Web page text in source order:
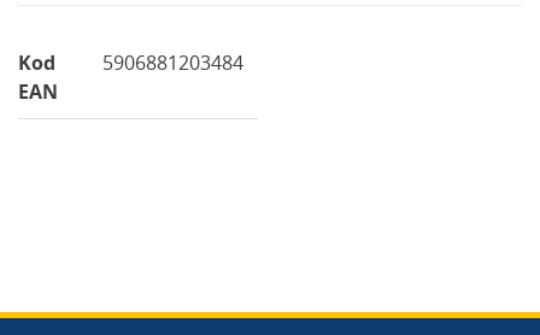
Kod
EAN
5906881203484